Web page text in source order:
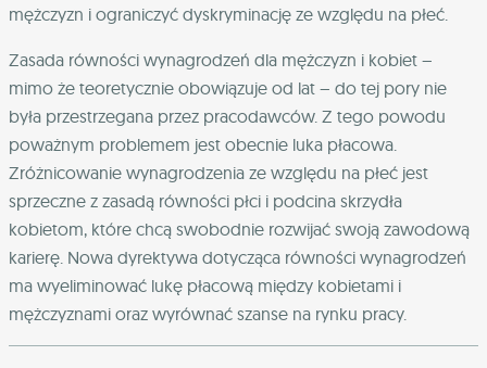
mężczyzn i ograniczyć dyskryminację ze względu na płeć.
Zasada równości wynagrodzeń dla mężczyzn i kobiet –
mimo że teoretycznie obowiązuje od lat – do tej pory nie
była przestrzegana przez pracodawców. Z tego powodu
poważnym problemem jest obecnie luka płacowa.
Zróżnicowanie wynagrodzenia ze względu na płeć jest
sprzeczne z zasadą równości płci i podcina skrzydła
kobietom, które chcą swobodnie rozwijać swoją zawodową
karierę. Nowa dyrektywa dotycząca równości wynagrodzeń
ma wyeliminować lukę płacową między kobietami i
mężczyznami oraz wyrównać szanse na rynku pracy.